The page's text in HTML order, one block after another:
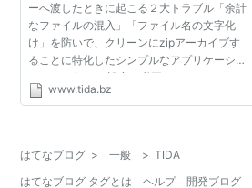
ーへ渡したときに起こる２大トラブル「余計
なファイルの混入」「ファイル名の文字化
け」を防いで、クリーンにzipアーカイブす
ることに特化したシンプルなアプリケーショ
ンです。 細かい設定も必要ありません。ファ
イルやフォルダを、アイコンへドラッグ＆ド
www.tida.bz
はてなブログ > 一般 > TIDA
はてなブログ タグとは
ヘルプ 開発ブログ